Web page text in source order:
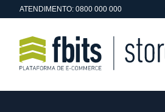
ATENDIMENTO: 0800 000 000